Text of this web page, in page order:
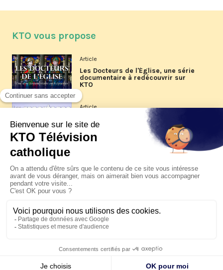
KTO vous propose
Article
Les Docteurs de l'Église, une série
documentaire à redécouvrir sur
KTO
Article
Les reportages d'été 2026 de KTO
La visite pastorale du pape Léon
XIV à Assise à suivre sur KTO le
jeudi 6 août
Le pape en Uruguay, Argentine et
Pérou du 6 au 17 novembre 2026